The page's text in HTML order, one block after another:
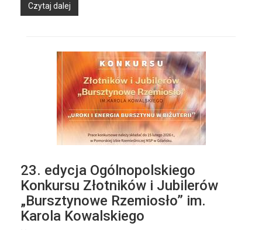
Czytaj dalej
23. edycja Ogólnopolskiego
Konkursu Złotników i Jubilerów
„Bursztynowe Rzemiosło” im.
Karola Kowalskiego